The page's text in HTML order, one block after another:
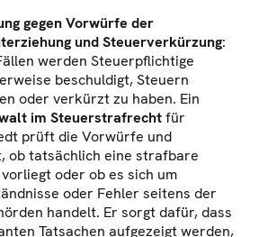
gegen Vorwürfe der
und Steuerverkürzung:
werden Steuerpflichtige
beschuldigt, Steuern
oder verkürzt zu haben. Ein
im Steuerstrafrechtfür
prüft die Vorwürfe und
ob tatsächlich eine strafbare
oder ob es sich um
oder Fehler seitens der
handelt. Er sorgt dafür, dass
Tatsachen aufgezeigt werden,